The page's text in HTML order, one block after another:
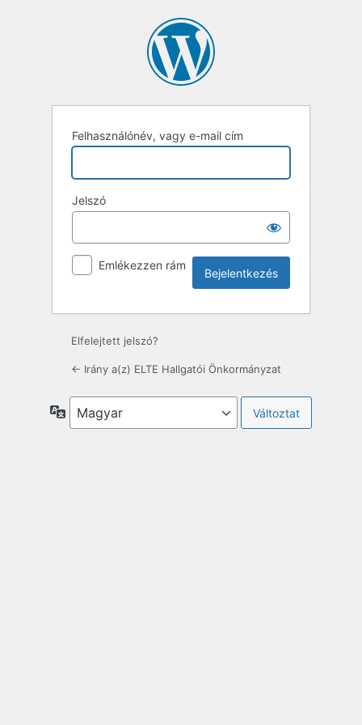
Felhasználónév, vagy e-mail cím
Jelszó
Emlékezzen rám
Elfelejtett jelszó?
← Irány a(z) ELTE Hallgatói Önkormányzat
Nyelv